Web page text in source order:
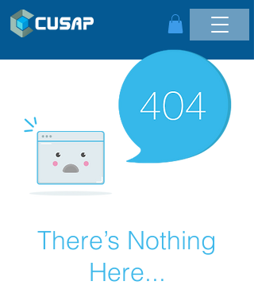
There’s Nothing
Here...